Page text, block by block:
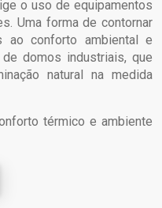
o uso de equipamentos
Uma forma de contornar
ao conforto ambiental e
domos industriais, que
natural na medida
térmico e ambiente